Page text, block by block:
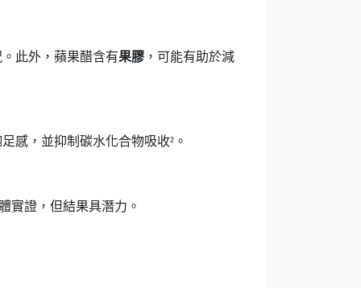
此外，蘋果醋含有果膠 ，可能有助於減
感，並抑制碳水化合物吸收²。
實證，但結果具潛力。